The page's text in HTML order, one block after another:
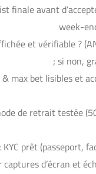
finale avant
week-
et vérifiable ?
si non,
max bet lisibles et
de retrait testée
KYC prêt (passeport,
d’écran et